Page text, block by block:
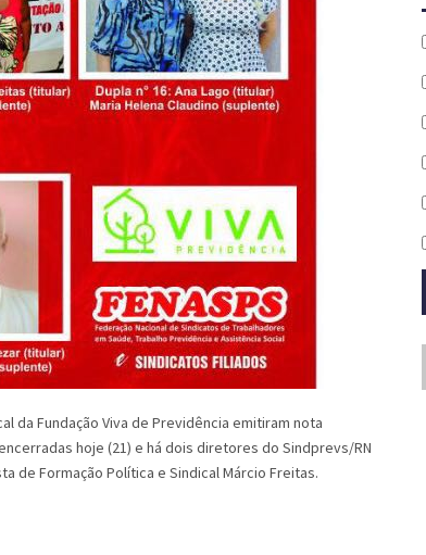
da Fundação Viva de Previdência emitiram nota
hoje (21) e há dois diretores do Sindprevs/RN
de Formação Política e Sindical Márcio Freitas.